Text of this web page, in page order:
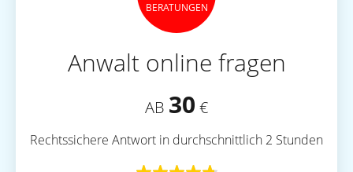
BERATUNGEN
Anwalt online fragen
AB 30 €
Rechtssichere Antwort in durchschnittlich 2 Stunden